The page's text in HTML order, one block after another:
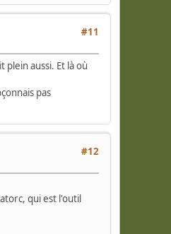
#11
plein aussi. Et là où
pas
#12
qui est l'outil